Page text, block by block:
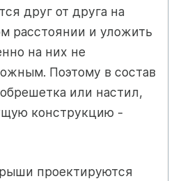
друг от друга на
расстоянии и уложить
на них не
Поэтому в состав
или настил,
конструкцию -
проектируются